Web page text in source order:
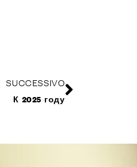
SUCCESSIVO
К 2025 году